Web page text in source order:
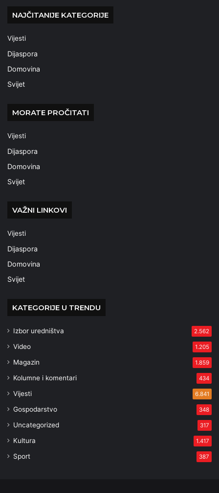
NAJČITANIJE KATEGORIJE
Vijesti
Dijaspora
Domovina
Svijet
MORATE PROČITATI
Vijesti
Dijaspora
Domovina
Svijet
VAŽNI LINKOVI
Vijesti
Dijaspora
Domovina
Svijet
KATEGORIJE U TRENDU
Izbor uredništva 2.562
Video 1.205
Magazin 1.859
Kolumne i komentari 434
Vijesti 6.841
Gospodarstvo 348
Uncategorized 317
Kultura 1.417
Sport 387